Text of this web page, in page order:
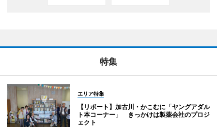
特集
エリア特集
【リポート】加古川・かこむに「ヤングアダル
ト本コーナー」 きっかけは製薬会社のプロジ
ェクト